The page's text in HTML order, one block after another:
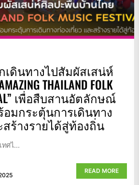
ดินทางไปสัมผัสเสน่ห์
THAILAND FOLK
เพื่อสืบสานอัตลักษณ์
มกระตุ้นการเดินทาง
ร้างรายได้สู่ท้องถิ่น
ทศไ...
READ MORE